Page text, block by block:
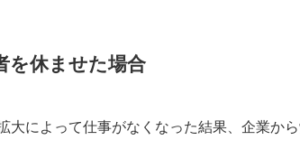
を休ませた場合
大によって仕事がなくなった結果、企業か